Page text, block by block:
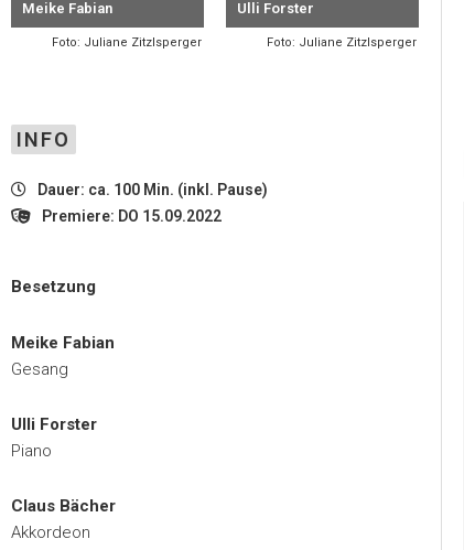
Meike Fabian
Foto: Juliane Zitzlsperger
Ulli Forster
Foto: Juliane Zitzlsperger
INFO
Dauer: ca. 100 Min. (inkl. Pause)
Premiere: DO 15.09.2022
Besetzung
Meike Fabian
Gesang
Ulli Forster
Piano
Claus Bächer
Akkordeon